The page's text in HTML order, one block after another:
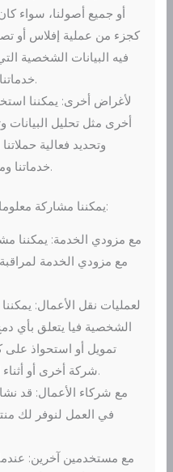
أو جميع أصولنا، سواء
كجزء من عملية إفلاس أو
فيه البيانات الشخصية
خدماتنا من بين الأصول المنقولة.
لأغراض أخرى: يمكننا
أخرى مثل تحليل البيانات
وتحديد فعالية
خدماتنا ومنتجاتنا وتسويقنا وتجربتك.
يمكننا مشاركة معلوماتك الشخصية في الحالات التالية:
مع مزودي الخدمة: يمكننا
مع مزودي الخدمة
لعمليات نقل الأعمال:
الشخصية فيا يتعلق بأي
تمويل أو استحواذ على
شركة أخرى أو أثناء المفاوضات الخاصة بذلك.
مع شركاء الأعمال: قد
في العمل لنوفر لك
مع مستخدمين آخرين: